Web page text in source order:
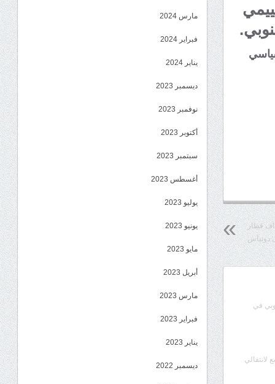
قطار
دونباس
في
لانتقالي
مارس 2024
فبراير 2024
يناير 2024
ديسمبر 2023
نوفمبر 2023
أكتوبر 2023
سبتمبر 2023
أغسطس 2023
يوليو 2023
يونيو 2023
مايو 2023
أبريل 2023
مارس 2023
فبراير 2023
يناير 2023
ديسمبر 2022